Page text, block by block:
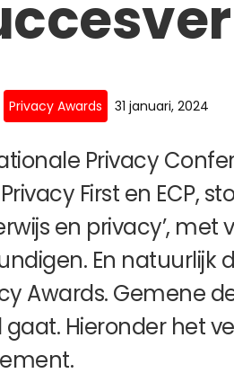
Privacy Awards 31 januari, 2024
Privacy
First en ECP,
en privacy’,
En natuurlijk
Awards. Gemene
gaat. Hieronder het